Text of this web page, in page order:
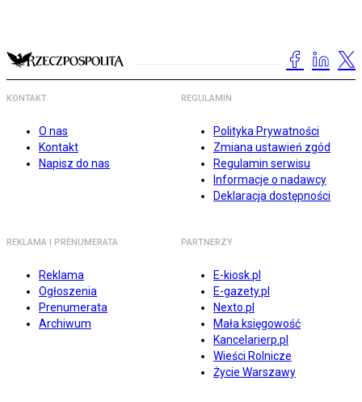
KONTAKT
O nas
Kontakt
Napisz do nas
REGULAMIN
Polityka Prywatności
Zmiana ustawień zgód
Regulamin serwisu
Informacje o nadawcy
Deklaracja dostępności
REKLAMA I PRENUMERATA
Reklama
Ogłoszenia
Prenumerata
Archiwum
PARTNERZY
E-kiosk.pl
E-gazety.pl
Nexto.pl
Mała księgowość
Kancelarierp.pl
Wieści Rolnicze
Życie Warszawy